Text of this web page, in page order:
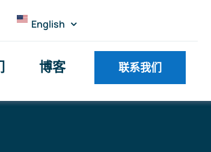
English
博客 联系我们